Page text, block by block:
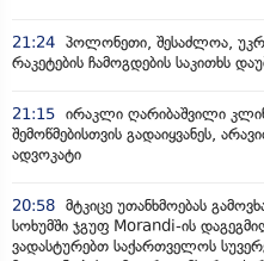
21:24 პოლონეთი, შესაძლოა,
რაკეტების ჩამოგდების საკითხს
21:15 ირაკლი ღარიბაშვილი
შემოწმებისთვის გადაიყვანეს,
ადვოკატი
20:58 მტკიცე უთანხმოებას
სოხუმში ჯგუფ Morandi-ის
ვადასტურებთ საქართველოს